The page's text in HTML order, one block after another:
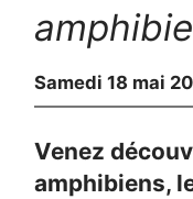
Samedi 18 mai
Venez
amphibiens,